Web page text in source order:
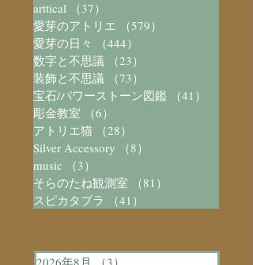
arttical
（37）
愛芽のアトリエ
（579）
愛芽の日々
（444）
数字と不思議
（23）
装飾と不思議
（73）
宝石/パワーストーン図鑑
（41）
彫金教室
（6）
アトリエ猫
（28）
Silver Accessory
（8）
music
（3）
そらのたね観測室
（81）
スピカタブラ
（41）